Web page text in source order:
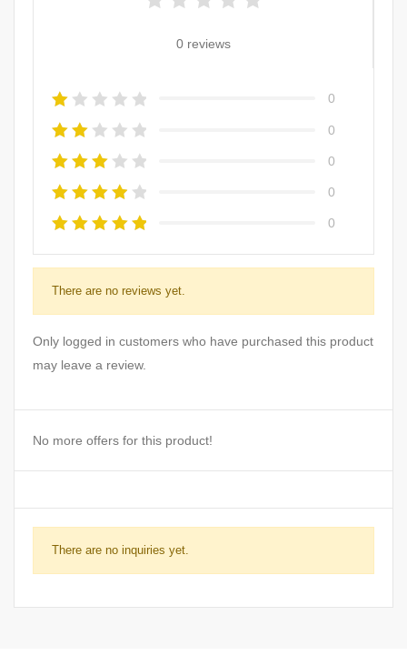
0 reviews
0
0
0
0
0
There are no reviews yet.
Only logged in customers who have purchased this product
may leave a review.
No more offers for this product!
There are no inquiries yet.